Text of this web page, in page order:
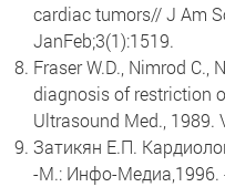
cardiac tumors// J Am
JanFeb;3(1):1519.
Fraser W.D., Nimrod C.,
diagnosis of restriction
Ultrasound Med., 1989.
Затикян Е.П.
-М.: Инфо-Медиа,1996.